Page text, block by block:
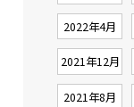
2022年4月
2021年12月
2021年8月